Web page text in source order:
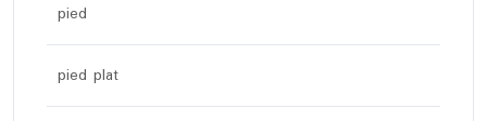
pied
pied plat